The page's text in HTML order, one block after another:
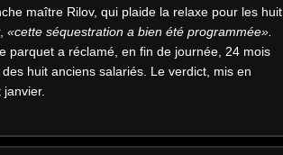
maître Rilov, qui plaide la relaxe pour les huit
«cette séquestration a bien été programmée».
parquet a réclamé, en fin de journée, 24 mois
huit anciens salariés. Le verdict, mis en